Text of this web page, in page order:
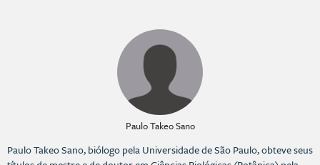
Paulo Takeo Sano
Paulo Takeo Sano, biólogo pela Universidade de São Paulo, obteve seus